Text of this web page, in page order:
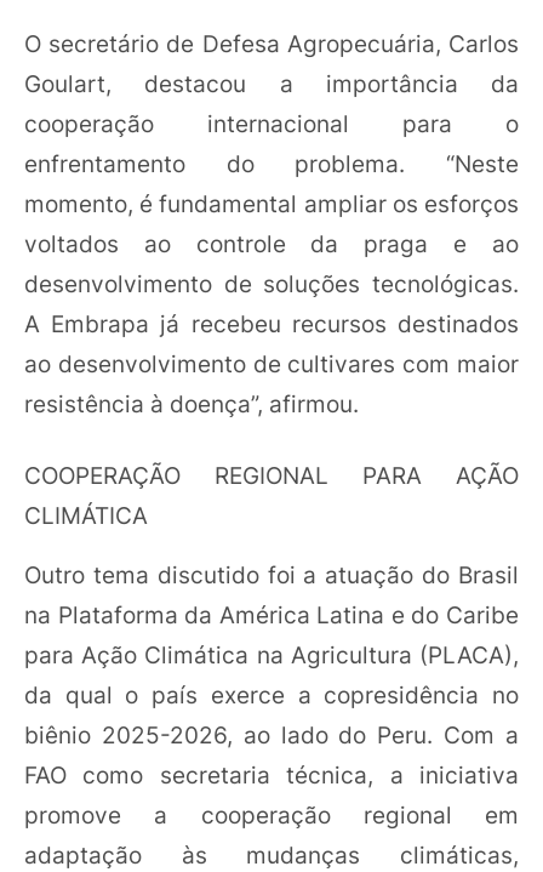
O secretário de Defesa Agropecuária, Carlos
Goulart, destacou a importância da
cooperação internacional para o
enfrentamento do problema. “Neste
momento, é fundamental ampliar os esforços
voltados ao controle da praga e ao
desenvolvimento de soluções tecnológicas.
A Embrapa já recebeu recursos destinados
ao desenvolvimento de cultivares com maior
resistência à doença”, afirmou.
COOPERAÇÃO REGIONAL PARA AÇÃO
CLIMÁTICA
Outro tema discutido foi a atuação do Brasil
na Plataforma da América Latina e do Caribe
para Ação Climática na Agricultura (PLACA),
da qual o país exerce a copresidência no
biênio 2025-2026, ao lado do Peru. Com a
FAO como secretaria técnica, a iniciativa
promove a cooperação regional em
adaptação às mudanças climáticas,